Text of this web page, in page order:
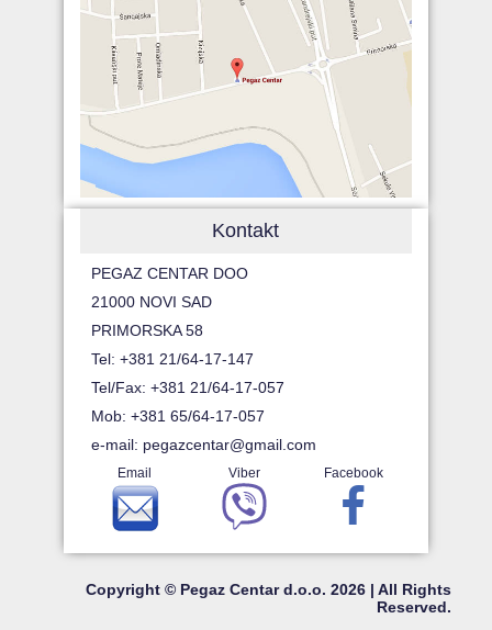
Kontakt
PEGAZ CENTAR DOO
21000 NOVI SAD
PRIMORSKA 58
Tel: +381 21/64-17-147
Tel/Fax: +381 21/64-17-057
Mob: +381 65/64-17-057
e-mail: pegazcentar@gmail.com
Email Viber Facebook
Copyright © Pegaz Centar d.o.o. 2026 | All Rights
Reserved.